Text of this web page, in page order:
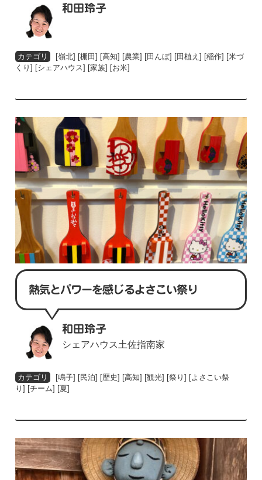
和田玲子
[嶺北] [棚田] [高知] [農業] [田んぼ] [田植え] [稲作] [米づ
くり] [シェアハウス] [家族] [お米]
熱気とパワーを感じるよさこい祭り
和田玲子
シェアハウス土佐指南家
[鳴子] [民泊] [歴史] [高知] [観光] [祭り] [よさこい祭
り] [チーム] [夏]